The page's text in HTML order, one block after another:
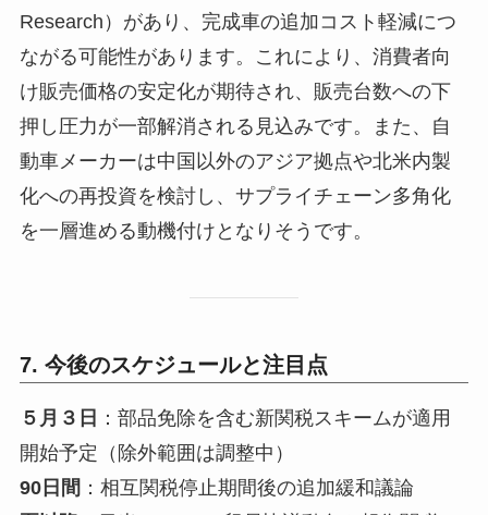
Research）があり、完成車の追加コスト軽減につ
ながる可能性があります。これにより、消費者向
け販売価格の安定化が期待され、販売台数への下
押し圧力が一部解消される見込みです。また、自
動車メーカーは中国以外のアジア拠点や北米内製
化への再投資を検討し、サプライチェーン多角化
を一層進める動機付けとなりそうです。
7. 今後のスケジュールと注目点
５月３日 ：部品免除を含む新関税スキームが適用
開始予定（除外範囲は調整中）
90日間 ：相互関税停止期間後の追加緩和議論